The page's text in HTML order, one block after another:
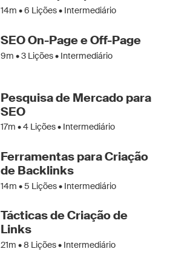
14m •6 Lições • Intermediário
SEO On-Page e Off-Page
9m •3 Lições • Intermediário
Pesquisa de Mercado para
SEO
17m •4 Lições • Intermediário
Ferramentas para Criação
de Backlinks
14m •5 Lições • Intermediário
Tácticas de Criação de
Links
21m •8 Lições • Intermediário